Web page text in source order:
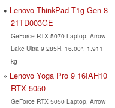
Lenovo ThinkPad T1g Gen 8
21TD003GE
GeForce RTX 5070 Laptop, Arrow
Lake Ultra 9 285H, 16.00", 1.911
kg
Lenovo Yoga Pro 9 16IAH10
RTX 5050
GeForce RTX 5050 Laptop, Arrow